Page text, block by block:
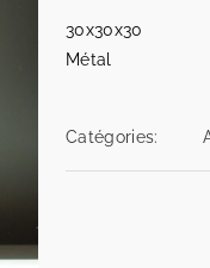
30x30x30
Métal
Catégories: